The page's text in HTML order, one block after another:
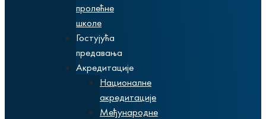
пролећне
школе
Гостујућа
предавања
Акредитације
Националне
акредитације
Међународне